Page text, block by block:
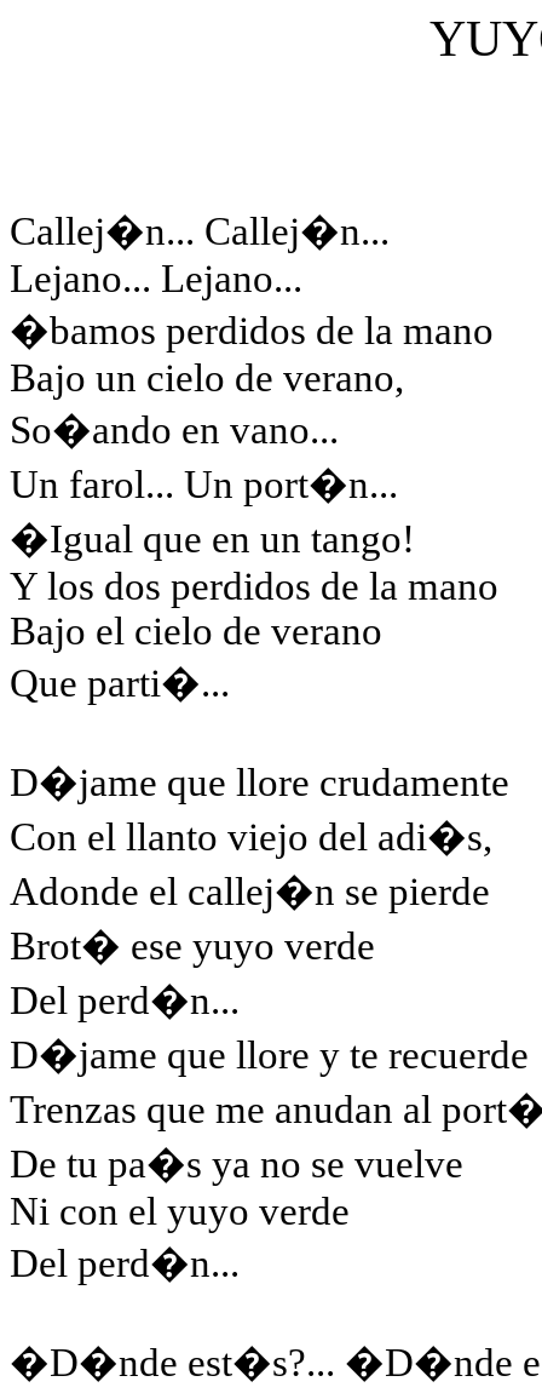
Callej�n... Callej�n...
Lejano... Lejano...
�bamos perdidos de la mano
Bajo un cielo de verano,
So�ando en vano...
Un farol... Un port�n...
�Igual que en un tango!
Y los dos perdidos de la mano
Bajo el cielo de verano
Que parti�...
D�jame que llore crudamente
Con el llanto viejo del adi�s,
Adonde el callej�n se pierde
Brot� ese yuyo verde
Del perd�n...
D�jame que llore y te recuerde
Trenzas que me anudan al
De tu pa�s ya no se vuelve
Ni con el yuyo verde
Del perd�n...
�D�nde est�s?... �D�nde